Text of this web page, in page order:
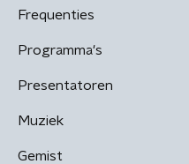
Frequenties
Programma's
Presentatoren
Muziek
Gemist